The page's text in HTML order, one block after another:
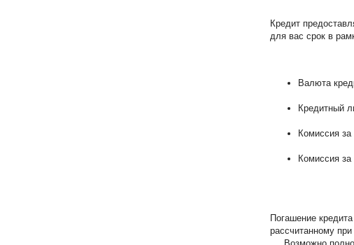
Кредит
для вас срок в
Валюта
Кредитный
Комиссия
Комиссия
Погашение
рассчитанному